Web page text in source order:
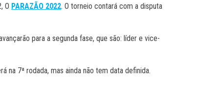
O PARAZÃO 2022. O torneio contará com a disputa
para a segunda fase, que são: líder e vice-
7ª rodada, mas ainda não tem data definida.